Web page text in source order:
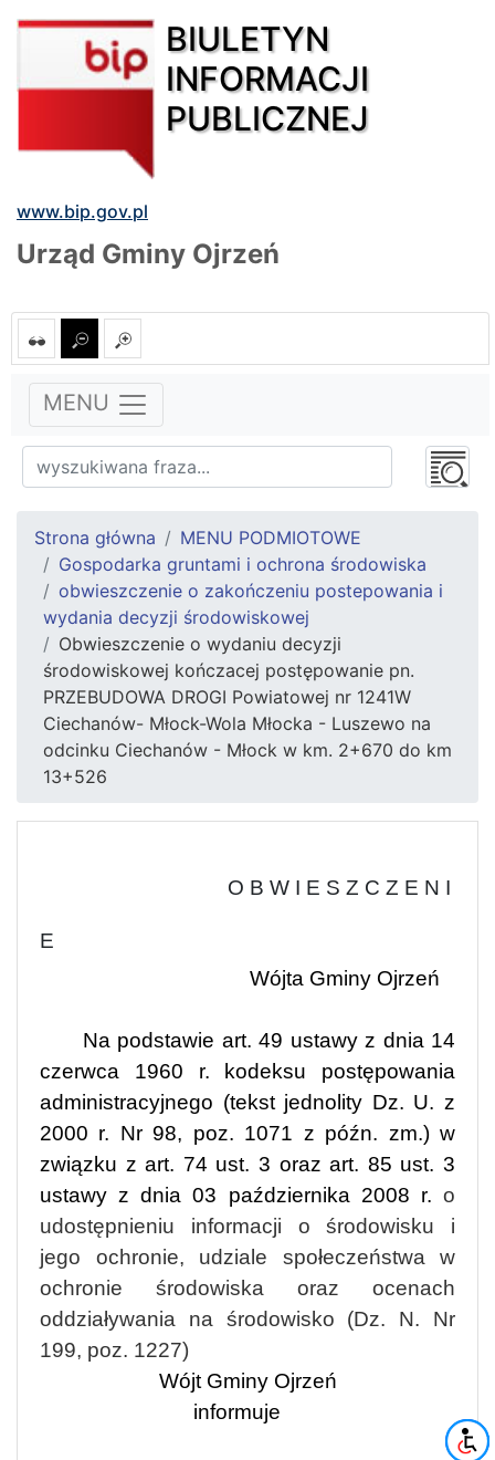
BIULETYN
INFORMACJI
PUBLICZNEJ
www.bip.gov.pl
Urząd Gminy Ojrzeń
MENU
Strona główna
MENU PODMIOTOWE
Gospodarka gruntami i ochrona środowiska
obwieszczenie o zakończeniu postepowania i
wydania decyzji środowiskowej
Obwieszczenie o wydaniu decyzji
środowiskowej kończacej postępowanie pn.
PRZEBUDOWA DROGI Powiatowej nr 1241W
Ciechanów- Młock-Wola Młocka - Luszewo na
odcinku Ciechanów - Młock w km. 2+670 do km
13+526
O B W I E S Z C Z E N I
E
Wójta Gminy Ojrzeń
Na podstawie art. 49 ustawy z dnia 14
czerwca 1960 r. kodeksu postępowania
administracyjnego (tekst jednolity Dz. U. z
2000 r. Nr 98, poz. 1071 z późn. zm.) w
związku z art. 74 ust. 3 oraz art. 85 ust. 3
ustawy z dnia 03 października 2008 r. o
udostępnieniu informacji o środowisku i
jego ochronie, udziale społeczeństwa w
ochronie środowiska oraz ocenach
oddziaływania na środowisko (Dz. N. Nr
199, poz. 1227)
Wójt Gminy Ojrzeń
informuje